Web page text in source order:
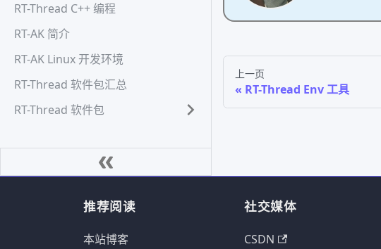
RT-Thread C++ 编程
RT-AK 简介
RT-AK Linux 开发环境
RT-Thread 软件包汇总
RT-Thread 软件包
上一页
RT-Thread Env 工具
推荐阅读
本站博客
社交媒体
CSDN